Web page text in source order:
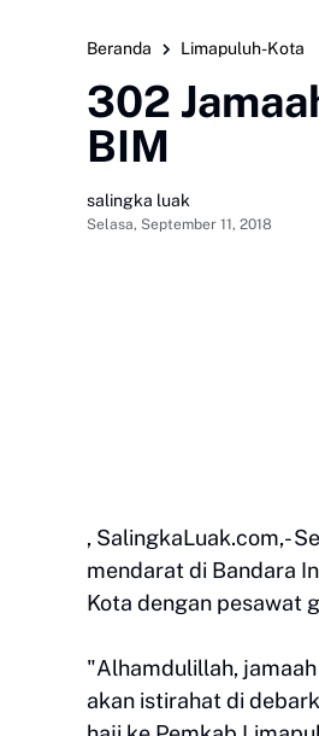
Beranda Limapuluh-Kota
302
BIM
salingka luak
Selasa, September 11, 2018
, SalingkaLuak.com,-
mendarat di Bandara
Kota dengan pesawat
"Alhamdulillah,
akan istirahat di